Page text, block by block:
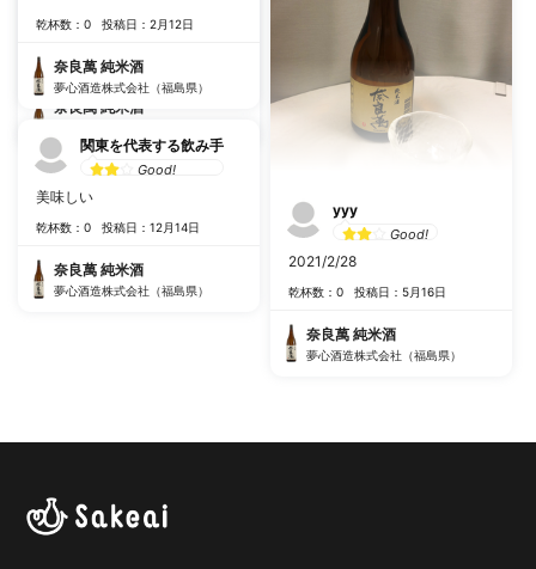
３種飲み比べセット🍶
乾杯数：0 投稿日：9月5日
奈良萬 純米酒
yyy
Good!
2021/2/28
乾杯数：0 投稿日：5月16日
奈良萬 純米酒
夢心酒造株式会社（福島県）
乾杯数：0 投稿日：2月12日
奈良萬 純米酒
夢心酒造株式会社（福島県）
関東を代表する飲み手
Good!
美味しい
乾杯数：0 投稿日：12月14日
奈良萬 純米酒
夢心酒造株式会社（福島県）